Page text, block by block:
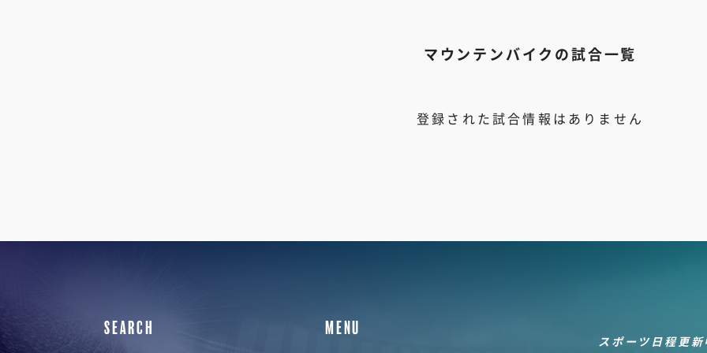
マウンテンバイクの試合一覧
登録された試合情報はありません
SEARCH MENU
スポーツ日程更新